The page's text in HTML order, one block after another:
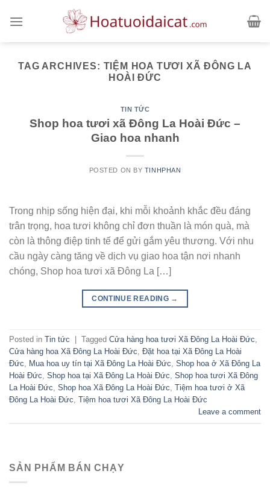
TAG ARCHIVES: TIỆM HOA TƯƠI XÃ ĐÔNG LA
HOÀI ĐỨC
TIN TỨC
Shop hoa tươi xã Đông La Hoài Đức –
Giao hoa nhanh
POSTED ON BY TINHPHAN
Trong nhịp sống hiện đại, khi mỗi khoảnh khắc đều đáng
trân trọng, hoa tươi không chỉ đơn thuần là món quà, mà
còn là thông điệp tinh tế để gửi gắm yêu thương. Với nhu
cầu ngày càng tăng về dịch vụ giao hoa tận nơi nhanh
chóng, Shop hoa tươi xã Đông La […]
CONTINUE READING →
Posted in Tin tức Tagged Cửa hàng hoa tươi Xã Đông La Hoài Đức
Cửa hàng hoa Xã Đông La Hoài Đức Đặt hoa tại Xã Đông La Hoài
Đức
Mua hoa uy tín tại Xã Đông La Hoài Đức Shop hoa ở Xã Đông La
Hoài Đức Shop hoa tại Xã Đông La Hoài Đức Shop hoa tươi Xã Đông
La Hoài Đức Shop hoa Xã Đông La Hoài Đức Tiệm hoa tươi ở Xã
Đông La Hoài Đức Tiệm hoa tươi Xã Đông La Hoài Đức
Leave a comment
SẢN PHẨM BÁN CHẠY